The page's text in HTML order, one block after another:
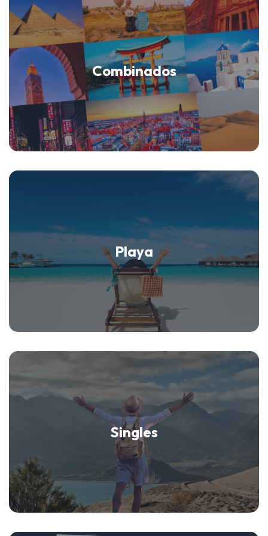
Combinados
Playa
Singles